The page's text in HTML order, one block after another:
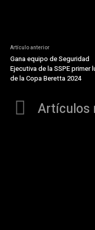
Artículo anterior
Gana equipo de Seguridad
Ejecutiva de la SSPE primer
de la Copa Beretta 2024
Artículos